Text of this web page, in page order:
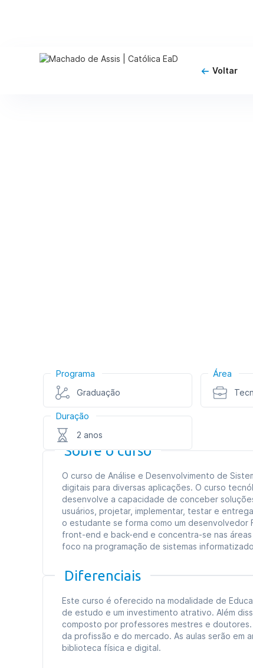
Voltar
Programa
Graduação
Área
Duração
2 anos
Sobre o curso
O curso de Análise e Desenvolvimento de
digitais para diversas aplicações. O curso
desenvolve a capacidade de conceber
usuários, projetar, implementar, testar e
o estudante se forma como um
front-end e back-end e concentra-se nas
foco na programação de sistemas
Diferenciais
Este curso é oferecido na modalidade de
de estudo e um investimento atrativo. Além
composto por professores mestres e
da profissão e do mercado. As aulas serão
biblioteca física e digital.